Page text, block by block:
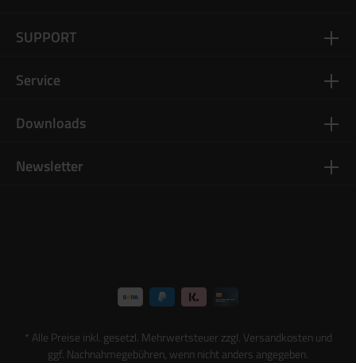
Newsletter
SUPPORT
Service
Downloads
* Alle Preise inkl. gesetzl. Mehrwertsteuer zzgl. Versandkostenund
ggf. Nachnahmegebühren, wenn nicht anders angegeben.